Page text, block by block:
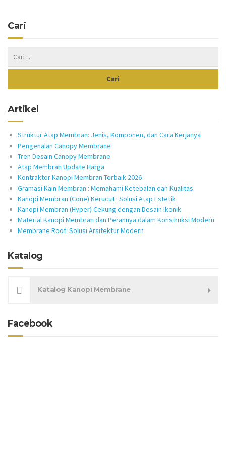
Cari
Artikel
Struktur Atap Membran: Jenis, Komponen, dan Cara Kerjanya
Pengenalan Canopy Membrane
Tren Desain Canopy Membrane
Atap Membran Update Harga
Kontraktor Kanopi Membran Terbaik 2026
Gramasi Kain Membran : Memahami Ketebalan dan Kualitas
Kanopi Membran (Cone) Kerucut : Solusi Atap Estetik
Kanopi Membran (Hyper) Cekung dengan Desain Ikonik
Material Kanopi Membran dan Perannya dalam Konstruksi Modern
Membrane Roof: Solusi Arsitektur Modern
Katalog
Katalog Kanopi Membrane
Facebook